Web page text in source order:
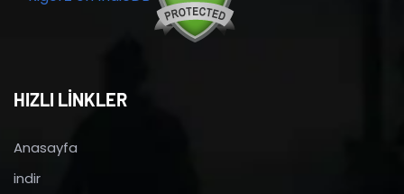
HIZLI LİNKLER
Anasayfa
indir